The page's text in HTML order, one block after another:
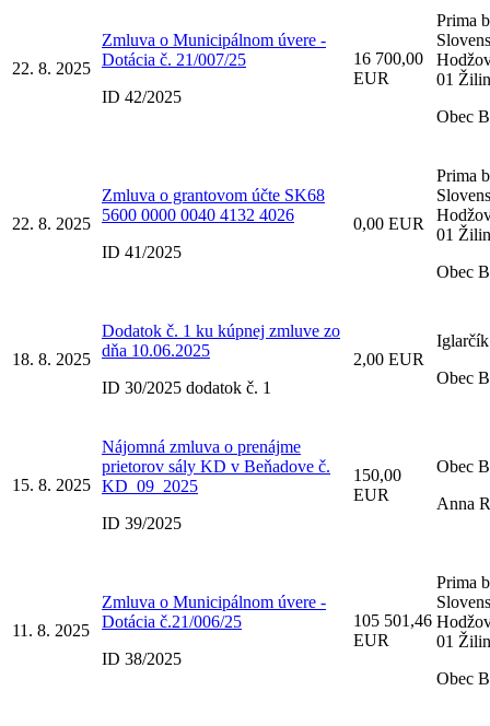
22. 8. 2025
Zmluva o Municipálnom úvere -
Dotácia č. 21/007/25
ID 42/2025
16 700,00
EUR
Prima
01
Obec
22. 8. 2025
Zmluva o grantovom účte SK68
5600 0000 0040 4132 4026
ID 41/2025
0,00 EUR
Prima
01
Obec
18. 8. 2025
Dodatok č. 1 ku kúpnej zmluve zo
dňa 10.06.2025
ID 30/2025 dodatok č. 1
2,00 EUR
Obec
15. 8. 2025
Nájomná zmluva o prenájme
prietorov sály KD v Beňadove č.
KD_09_2025
ID 39/2025
150,00
EUR
Obec
Anna
11. 8. 2025
Zmluva o Municipálnom úvere -
Dotácia č.21/006/25
ID 38/2025
105 501,46
EUR
Prima
01
Obec